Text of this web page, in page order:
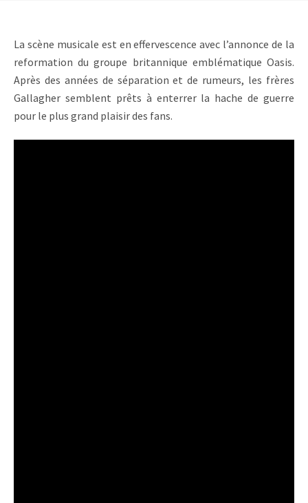
La scène musicale est en effervescence avec l’annonce de la
reformation du groupe britannique emblématique Oasis.
Après des années de séparation et de rumeurs, les frères
Gallagher semblent prêts à enterrer la hache de guerre
pour le plus grand plaisir des fans.